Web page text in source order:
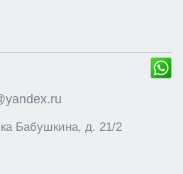
Бабушкина, д. 21/2